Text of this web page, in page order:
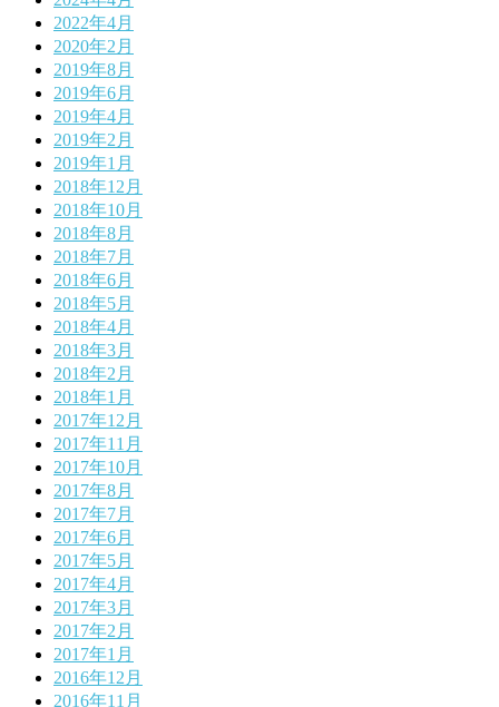
2022年4月
2020年2月
2019年8月
2019年6月
2019年4月
2019年2月
2019年1月
2018年12月
2018年10月
2018年8月
2018年7月
2018年6月
2018年5月
2018年4月
2018年3月
2018年2月
2018年1月
2017年12月
2017年11月
2017年10月
2017年8月
2017年7月
2017年6月
2017年5月
2017年4月
2017年3月
2017年2月
2017年1月
2016年12月
2016年11月